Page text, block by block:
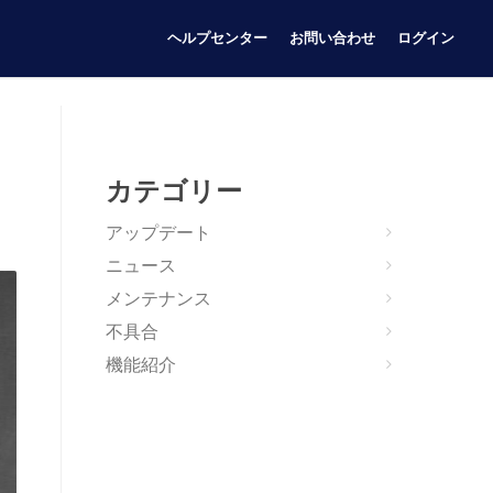
ヘルプセンター お問い合わせ ログイン
カテゴリー
アップデート
ニュース
メンテナンス
不具合
機能紹介